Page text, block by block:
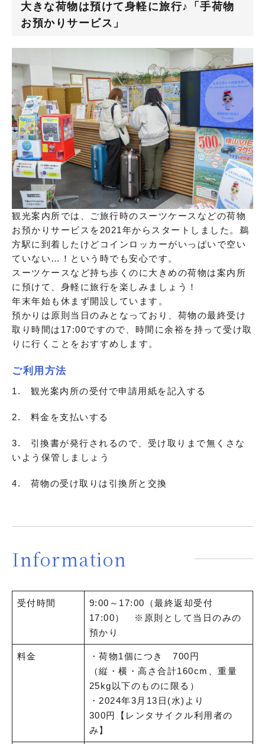
大きな荷物は預けて身軽に旅行♪「手荷物
お預かりサービス」
観光案内所では、ご旅行時のスーツケースなどの荷物
お預かりサービスを2021年からスタートしました。鵜
方駅に到着したけどコインロッカーがいっぱいで空い
ていない…！という時でも安心です。
スーツケースなど持ち歩くのに大きめの荷物は案内所
に預けて、身軽に旅行を楽しみましょう！
年末年始も休まず開設しています。
預かりは原則当日のみとなっており、荷物の最終受け
取り時間は17:00ですので、時間に余裕を持って受け取
りに行くことをおすすめします。
ご利用方法
1. 観光案内所の受付で申請用紙を記入する
2. 料金を支払いする
3. 引換書が発行されるので、受け取りまで無くさな
いよう保管しましょう
4. 荷物の受け取りは引換所と交換
Information
受付時間
9:00～17:00（最終返却受付
17:00） ※原則として当日のみの
預かり
料金
・荷物1個につき 700円
（縦・横・高さ合計160cm、重量
25kg以下のものに限る）
・2024年3月13日(水)より
300円【レンタサイクル利用者の
み】